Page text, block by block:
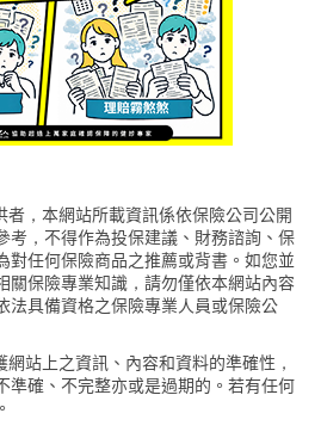
，本網站所載資訊係依保險公司公開
考，不得作為投保建議、財務諮詢、保
對任何保險商品之推薦或背書。如您並
關保險專業知識，請勿僅依本網站內容
法具備資格之保險專業人員或保險公
站上之資訊、內容和資料的準確性，
準確、不完整亦或是過期的。若有任何